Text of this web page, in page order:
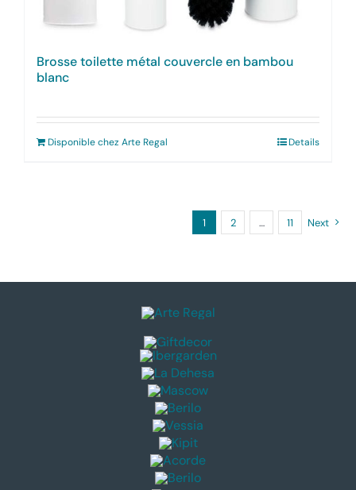
Brosse toilette métal couvercle en bambou
blanc
Disponible chez Arte Regal Details
1 2 … 11 Next